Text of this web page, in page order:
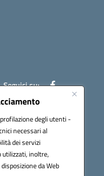
degli utenti -
necessari al
dei servizi
utilizzati, inoltre,
da Web
Seguici su: